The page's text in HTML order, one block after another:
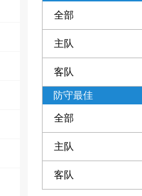
全部
主队
客队
防守最佳
全部
主队
客队